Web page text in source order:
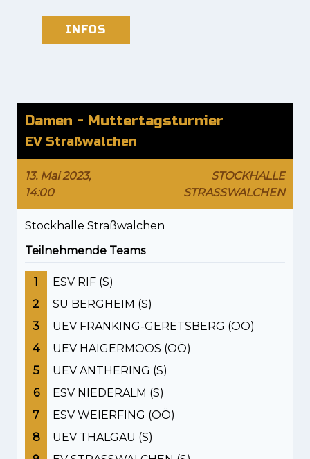
INFOS
Damen - Muttertagsturnier
EV Straßwalchen
13. Mai 2023,
14:00
STOCKHALLE
STRASSWALCHEN
Stockhalle Straßwalchen
Teilnehmende Teams
1
ESV RIF (S)
2
SU BERGHEIM (S)
3
UEV FRANKING-GERETSBERG (OÖ)
4
UEV HAIGERMOOS (OÖ)
5
UEV ANTHERING (S)
6
ESV NIEDERALM (S)
7
ESV WEIERFING (OÖ)
8
UEV THALGAU (S)